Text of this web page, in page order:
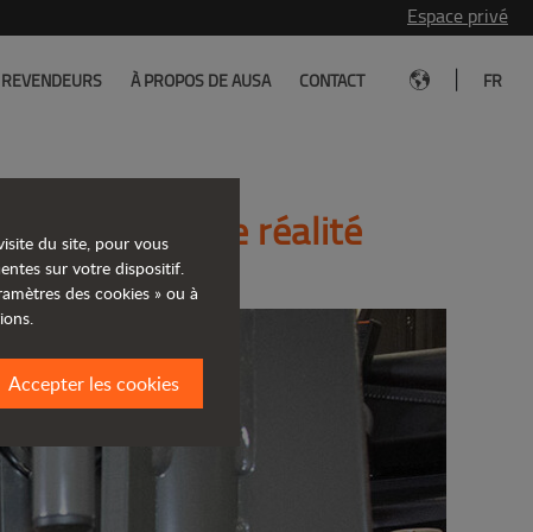
Espace privé
REVENDEURS À PROPOS DE AUSA CONTACT FR
à la nouvelle réalité
du site, pour vous
sur votre dispositif.
des cookies » ou à
Accepter les cookies